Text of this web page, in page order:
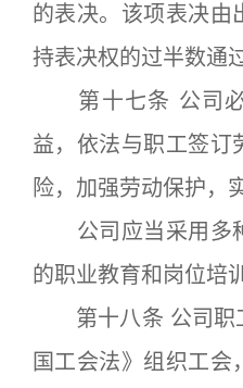
的表决。该项表决由
持表决权的过半数通过
第十七条 公司必
益，依法与职工签订
险，加强劳动保护，
公司应当采用多
的职业教育和岗位培
第十八条 公司职
国工会法》组织工会